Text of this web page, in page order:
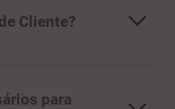
Cliente?
para